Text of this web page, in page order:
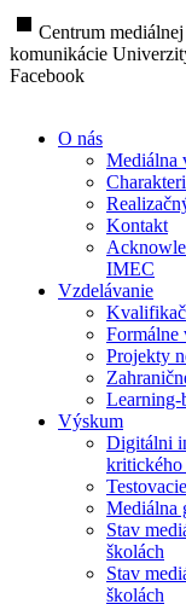
stop Centrum
komunikácie
Facebook
O nás
Mediálna
Kontakt
IMEC
Vzdelávanie
Formálne
Projekty
Výskum
Digitálni
kritického
Mediálna
Stav
školách
Stav
školách